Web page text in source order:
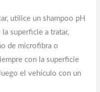
utilice un shampoo pH
superficie a tratar,
de microfibra o
con la superficie
el vehículo con un